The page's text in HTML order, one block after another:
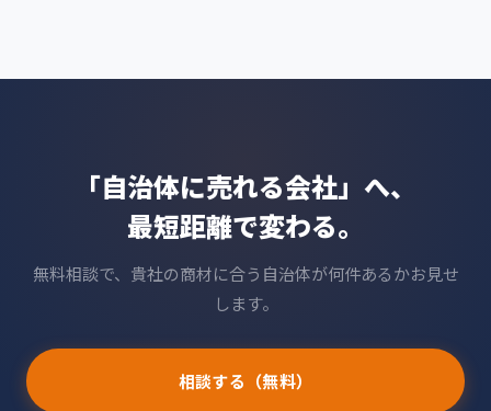
「自治体に売れる会社」へ、
最短距離で変わる。
無料相談で、貴社の商材に合う自治体が何件あるかお見せ
します。
相談する（無料）